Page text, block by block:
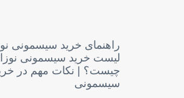
راهنمای خرید سیسمونی
لیست خرید سیسمونی
چیست؟ | نکات مهم در
سیسمونی